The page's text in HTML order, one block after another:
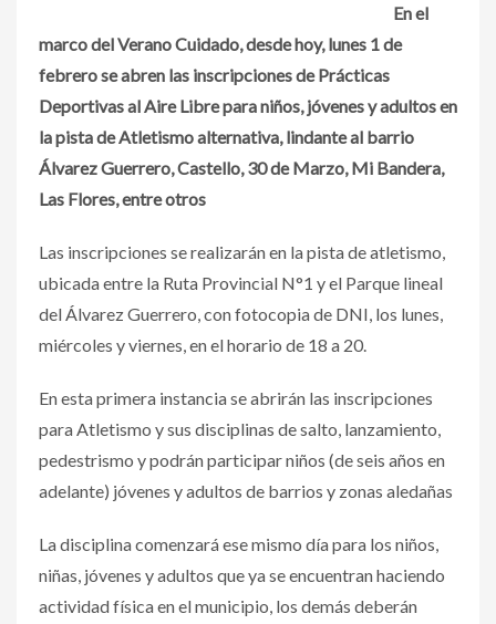
En el
marco del Verano Cuidado, desde hoy, lunes 1 de
febrero se abren las inscripciones de Prácticas
Deportivas al Aire Libre para niños, jóvenes y adultos en
la pista de Atletismo alternativa, lindante al barrio
Álvarez Guerrero, Castello, 30 de Marzo, Mi Bandera,
Las Flores, entre otros
Las inscripciones se realizarán en la pista de atletismo,
ubicada entre la Ruta Provincial N°1 y el Parque lineal
del Álvarez Guerrero , con fotocopia de DNI, los lunes,
miércoles y viernes, en el horario de 18 a 20.
En esta primera instancia se abrirán las inscripciones
para Atletismo y sus disciplinas de salto, lanzamiento,
pedestrismo y podrán participar niños (de seis años en
adelante) jóvenes y adultos de barrios y zonas aledañas
La disciplina comenzará ese mismo día para los niños,
niñas, jóvenes y adultos que ya se encuentran haciendo
actividad física en el municipio, los demás deberán